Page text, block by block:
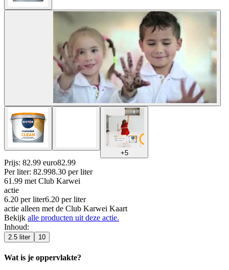
+5
Prijs: 82.99 euro82.99
Per liter: 82.998.30 per liter
61.99 met Club Karwei
actie
6.20 per liter6.20 per liter
actie alleen met de Club Karwei Kaart
Bekijk alle producten uit deze actie.
Inhoud:
2.5 liter 10
Wat is je oppervlakte?